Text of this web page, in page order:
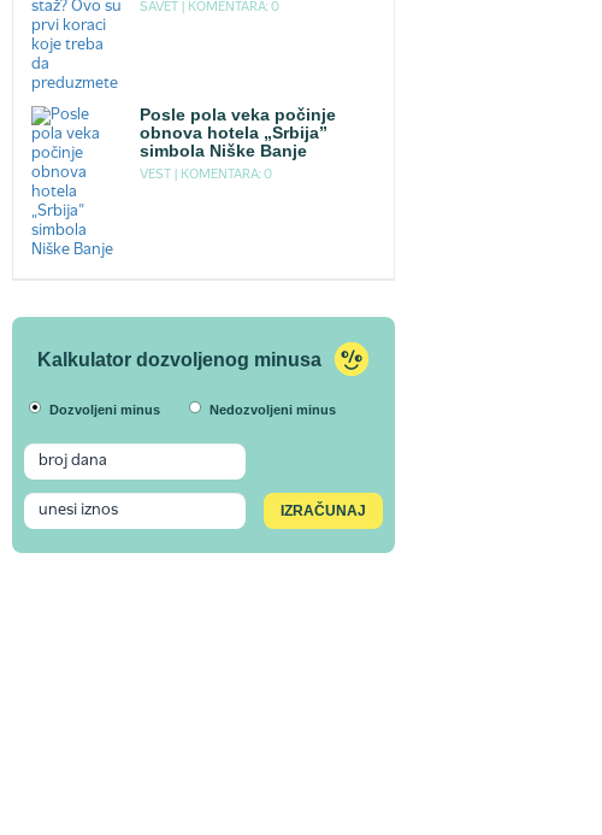
SAVET | KOMENTARA: 0
Posle pola veka počinje
obnova hotela „Srbija”
simbola Niške Banje
VEST | KOMENTARA: 0
Kalkulator dozvoljenog minusa
Dozvoljeni minus Nedozvoljeni minus